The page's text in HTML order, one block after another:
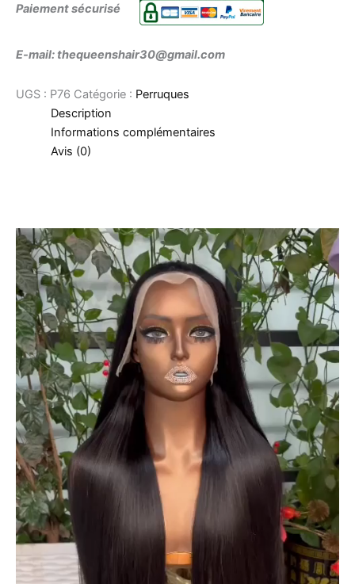
Paiement sécurisé
E-mail: thequeenshair30@gmail.com
UGS : P76 Catégorie : Perruques
Description
Informations complémentaires
Avis (0)